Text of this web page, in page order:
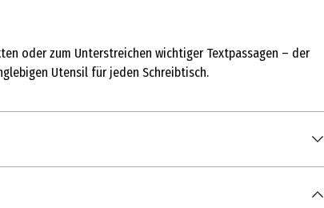
oder zum Unterstreichen wichtiger Textpassagen – der
Utensil für jeden Schreibtisch.